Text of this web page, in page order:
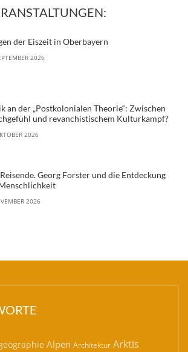
der Eiszeit in Oberbayern
2026
an der „Postkolonialen Theorie“: Zwischen
und revanchistischem Kulturkampf?
2026
Georg Forster und die Entdeckung
2026
Alpen Architektur Arktis